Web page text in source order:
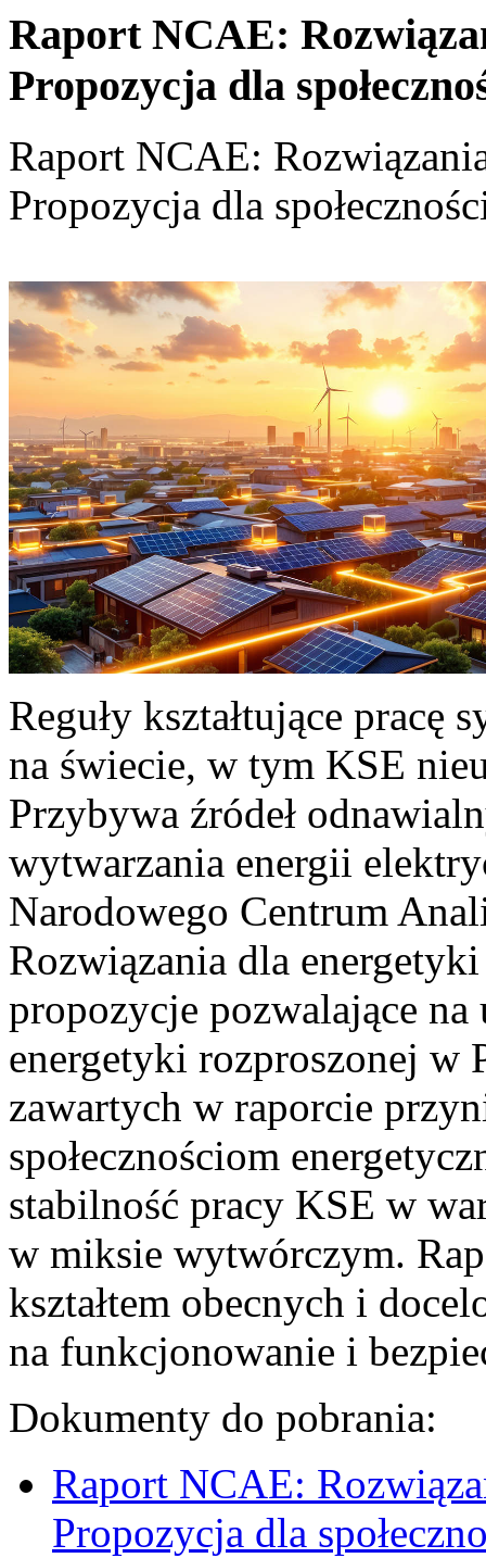
Raport NCAE:
Propozycja dla
Raport NCAE:
Propozycja dla
Reguły kształtujące pracę
na świecie, w tym KSE
Przybywa źródeł
wytwarzania energii
Narodowego Centrum
Rozwiązania dla
propozycje pozwalające
energetyki rozproszonej w
zawartych w raporcie
społecznościom
stabilność pracy KSE w
w miksie wytwórczym.
kształtem obecnych i
na funkcjonowanie i
Dokumenty do pobrania:
Raport NCAE:
Propozycja dla